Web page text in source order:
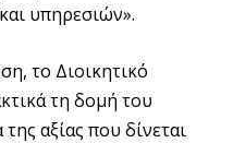
υπηρεσιών».
το Διοικητικό
τη δομή του
αξίας που δίνεται